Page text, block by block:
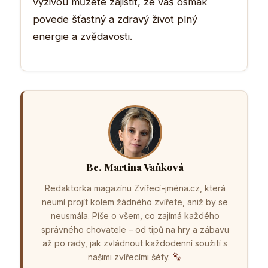
povede šťastný a zdravý život plný
energie a zvědavosti.
Bc. Martina Vaňková
Redaktorka magazínu Zvířecí-jména.cz, která
neumí projít kolem žádného zvířete, aniž by se
neusmála. Píše o všem, co zajímá každého
správného chovatele – od tipů na hry a zábavu
až po rady, jak zvládnout každodenní soužití s
našimi zvířecími šéfy.